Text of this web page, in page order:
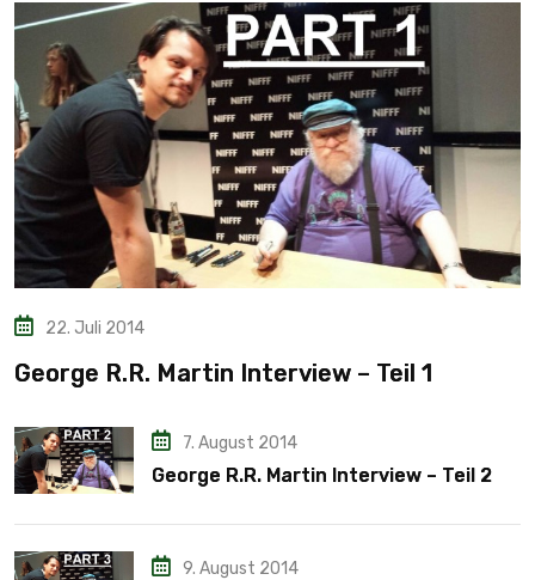
22. Juli 2014
George R.R. Martin Interview – Teil 1
7. August 2014
George R.R. Martin Interview – Teil 2
9. August 2014